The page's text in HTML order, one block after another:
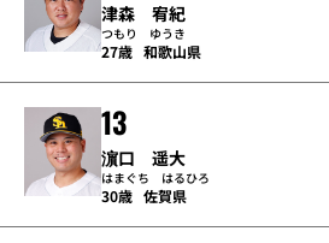
津森 宥紀
つもり ゆうき
27歳 和歌山県
13
濵口 遥大
はまぐち はるひろ
30歳 佐賀県